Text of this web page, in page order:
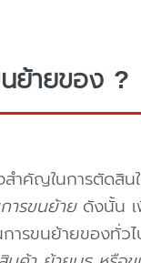
ย้ายของ ?
สำคัญในการตัดสิน
ารขนย้ายดังนั้น เ
การขนย้ายของทั่ว